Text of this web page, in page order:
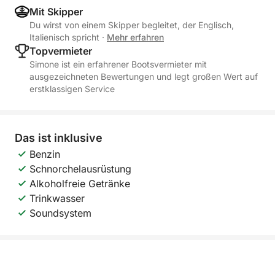
Mit Skipper
Du wirst von einem Skipper begleitet, der Englisch,
Italienisch spricht · Mehr erfahren
Topvermieter
Simone ist ein erfahrener Bootsvermieter mit
ausgezeichneten Bewertungen und legt großen Wert auf
erstklassigen Service
Das ist inklusive
Benzin
Schnorchelausrüstung
Alkoholfreie Getränke
Trinkwasser
Soundsystem